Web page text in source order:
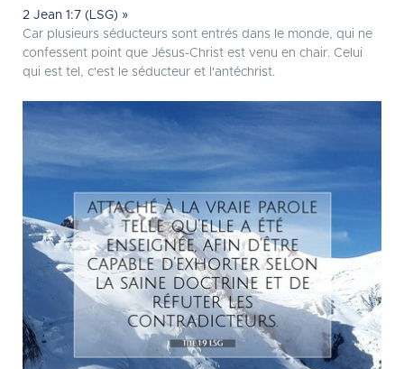
2 Jean 1:7 (LSG) »
Car plusieurs séducteurs sont entrés dans le monde, qui ne
confessent point que Jésus-Christ est venu en chair. Celui
qui est tel, c'est le séducteur et l'antéchrist.